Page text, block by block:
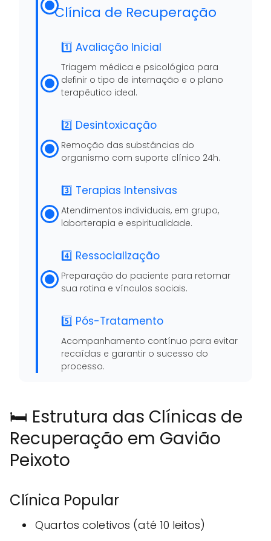
Clínica de Recuperação
1️⃣ Avaliação Inicial
Triagem médica e psicológica para
definir o tipo de internação e o plano
terapêutico ideal.
2️⃣ Desintoxicação
Remoção das substâncias do
organismo com suporte clínico 24h.
3️⃣ Terapias Intensivas
Atendimentos individuais, em grupo,
laborterapia e espiritualidade.
4️⃣ Ressocialização
Preparação do paciente para retomar
sua rotina e vínculos sociais.
5️⃣ Pós-Tratamento
Acompanhamento contínuo para evitar
recaídas e garantir o sucesso do
processo.
🛏️ Estrutura das Clínicas de
Recuperação em Gavião
Peixoto
Clínica Popular
Quartos coletivos (até 10 leitos)